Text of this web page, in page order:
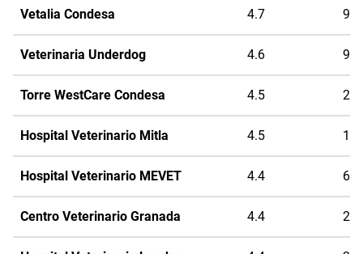
Vetalia Condesa 4.7 99
Veterinaria Underdog 4.6 91
Torre WestCare Condesa 4.5
Hospital Veterinario Mitla 4.5
Hospital Veterinario MEVET 4.4
Centro Veterinario Granada 4.4